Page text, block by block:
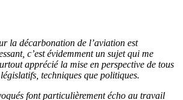
la décarbonation de l’aviation est
c’est évidemment un sujet qui me
apprécié la mise en perspective de tous
techniques que politiques.
font particulièrement écho au travail